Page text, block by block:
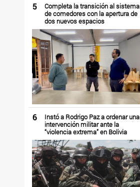
5
Completa la transición al sistema
de comedores con la apertura de
dos nuevos espacios
6
Instó a Rodrigo Paz a ordenar una
intervención militar ante la
“violencia extrema” en Bolivia